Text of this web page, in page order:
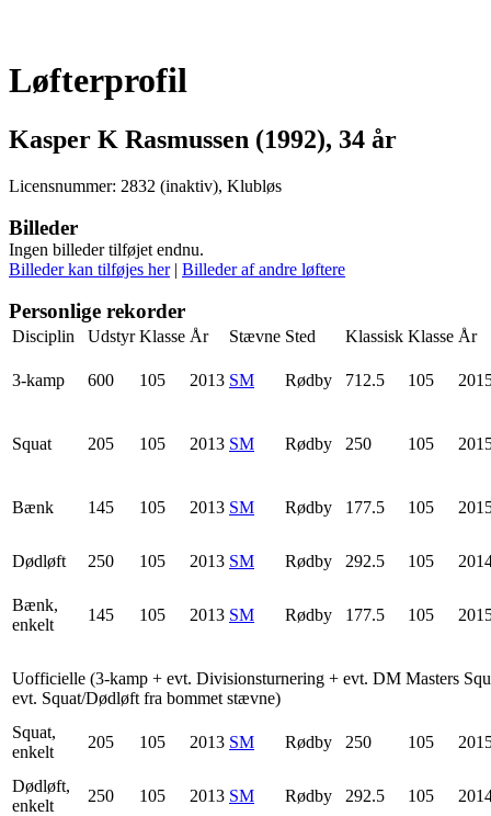
Løfterprofil
Kasper K Rasmussen (1992), 34 år
Licensnummer: 2832 (inaktiv), Klubløs
Billeder
Ingen billeder tilføjet endnu.
Billeder kan tilføjes her| Billeder af andre løftere
Personlige rekorder
Disciplin Udstyr Klasse År Stævne Sted Klassisk Klasse År
3-kamp 600 105 2013 SM Rødby 712.5 105
Squat 205 105 2013 SM Rødby 250 105
Bænk 145 105 2013 SM Rødby 177.5 105
Dødløft 250 105 2013 SM Rødby 292.5 105
Bænk,
enkelt
145 105 2013 SM Rødby 177.5 105
Uofficielle (3-kamp + evt. Divisionsturnering + evt. DM Masters
evt. Squat/Dødløft fra bommet stævne)
Squat,
enkelt
205 105 2013 SM Rødby 250 105
Dødløft,
enkelt
250 105 2013 SM Rødby 292.5 105